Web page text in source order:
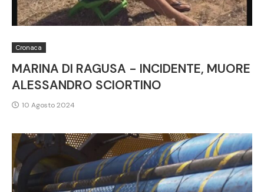
Cronaca
MARINA DI RAGUSA - INCIDENTE, MUORE
ALESSANDRO SCIORTINO
10 Agosto 2024